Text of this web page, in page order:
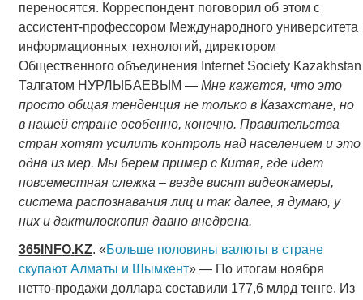
переносятся. Корреспондент поговорил об этом с
ассистент-профессором Международного университета
информационных технологий, директором
Общественного объединения Internet Society Kazakhstan
Талгатом НУРЛЫБАЕВЫМ — Мне кажется, что это
просто общая тенденция не только в Казахстане, но
в нашей стране особенно, конечно. Правительства
стран хотят усилить контроль над населением и это
одна из мер. Мы берем пример с Китая, где идет
повсеместная слежка – везде висят видеокамеры,
система распознавания лиц и так далее, я думаю, у
них и дактилоскопия давно внедрена.
365INFO.KZ. «Больше половины валюты в стране
скупают Алматы и Шымкент» — По итогам ноября
нетто-продажи доллара составили 177,6 млрд тенге. Из